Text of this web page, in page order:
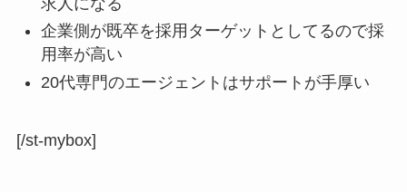
企業側が既卒を採用ターゲットとしてるので採
用率が高い
20代専門のエージェントはサポートが手厚い
[/st-mybox]